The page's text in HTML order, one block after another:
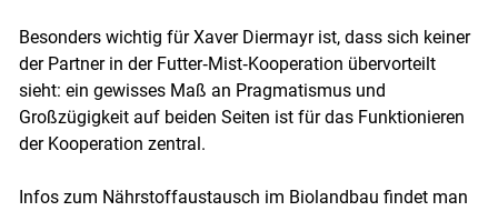
Besonders wichtig für Xaver Diermayr ist, dass sich keiner
der Partner in der Futter‑Mist‑Kooperation übervorteilt
sieht: ein gewisses Maß an Pragmatismus und
Großzügigkeit auf beiden Seiten ist für das Funktionieren
der Kooperation zentral.
Infos zum Nährstoffaustausch im Biolandbau findet man